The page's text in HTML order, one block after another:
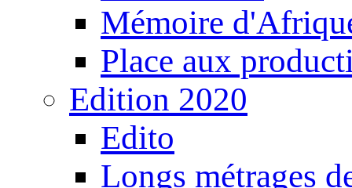
Mémoire
Place aux
Edition 2020
Edito
Longs métrages